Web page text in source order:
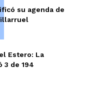
su agenda de
Estero: La
3 de 194